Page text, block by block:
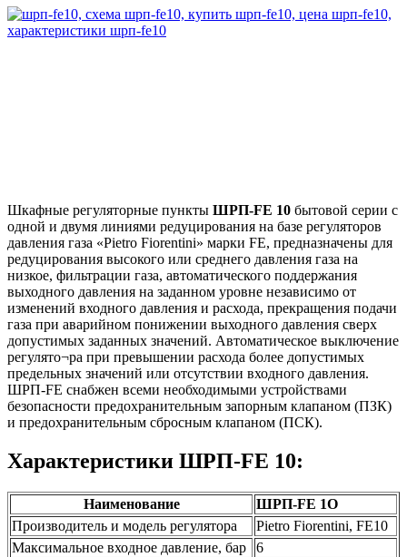
Шкафные регуляторные пункты ШРП-FE 10 бытовой серии с
одной и двумя линиями редуцирования на базе регуляторов
давления газа «Pietro Fiorentini» марки FE, предназначены для
редуцирования высокого или среднего давления газа на
низкое, фильтрации газа, автоматического поддержания
выходного давления на заданном уровне независимо от
изменений входного давления и расхода, прекращения подачи
газа при аварийном понижении выходного давления сверх
допустимых заданных значений. Автоматическое выключение
регулято¬ра при превышении расхода более допустимых
предельных значений или отсутствии входного давления.
ШРП-FE снабжен всеми необходимыми устройствами
безопасности предохранительным запорным клапаном (ПЗК)
и предохранительным сбросным клапаном (ПСК).
Характеристики ШРП-FE 10:
Наименование ШРП-FE 1O
Производитель и модель регулятора
Pietro Fiorentini, FE10
Максимальное входное давление, бар
6